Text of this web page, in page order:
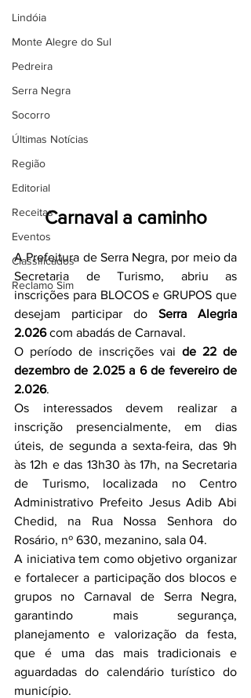
Lindóia
Monte Alegre do Sul
Pedreira
Serra Negra
Socorro
Últimas Notícias
Região
Editorial
Receitas
Eventos
Classificados
Reclamo Sim
Carnaval a caminho
A Prefeitura de Serra Negra, por meio da
Secretaria de Turismo, abriu as
inscrições para BLOCOS e GRUPOS que
desejam participar do Serra Alegria
2.026 com abadás de Carnaval.
O período de inscrições vai de 22 de
dezembro de 2.025 a 6 de fevereiro de
2.026.
Os interessados devem realizar a
inscrição presencialmente, em dias
úteis, de segunda a sexta-feira, das 9h
às 12h e das 13h30 às 17h, na Secretaria
de Turismo, localizada no Centro
Administrativo Prefeito Jesus Adib Abi
Chedid, na Rua Nossa Senhora do
Rosário, nº 630, mezanino, sala 04.
A iniciativa tem como objetivo organizar
e fortalecer a participação dos blocos e
grupos no Carnaval de Serra Negra,
garantindo mais segurança,
planejamento e valorização da festa,
que é uma das mais tradicionais e
aguardadas do calendário turístico do
município.